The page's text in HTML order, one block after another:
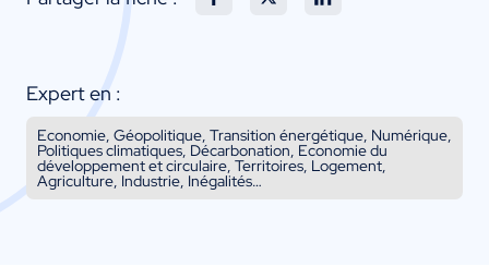
Expert en :
Economie, Géopolitique, Transition énergétique, Numérique,
Politiques climatiques, Décarbonation, Economie du
développement et circulaire, Territoires, Logement,
Agriculture, Industrie, Inégalités…